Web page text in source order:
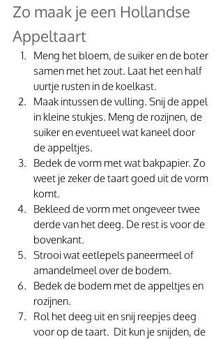
Zo maak je een Hollandse
Appeltaart
Meng het bloem, de suiker en de boter
samen met het zout. Laat het een half
uurtje rusten in de koelkast.
Maak intussen de vulling. Snij de appel
in kleine stukjes. Meng de rozijnen, de
suiker en eventueel wat kaneel door
de appeltjes.
Bedek de vorm met wat bakpapier. Zo
weet je zeker de taart goed uit de vorm
komt.
Bekleed de vorm met ongeveer twee
derde van het deeg. De rest is voor de
bovenkant.
Strooi wat eetlepels paneermeel of
amandelmeel over de bodem.
Bedek de bodem met de appeltjes en
rozijnen.
Rol het deeg uit en snij reepjes deeg
voor op de taart.  Dit kun je snijden, de